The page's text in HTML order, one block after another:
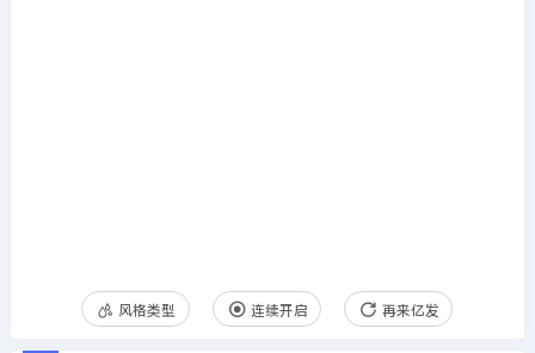
风格类型 连续开启 再来亿发